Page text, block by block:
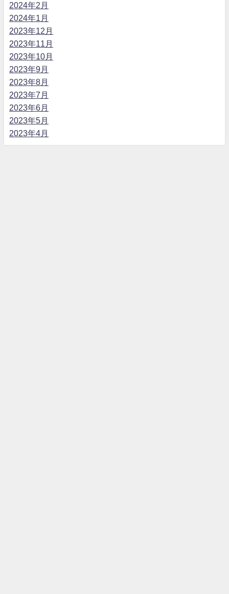
2024年2月
2024年1月
2023年12月
2023年11月
2023年10月
2023年9月
2023年8月
2023年7月
2023年6月
2023年5月
2023年4月